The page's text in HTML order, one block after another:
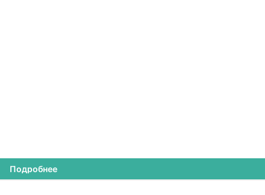
Подробнее